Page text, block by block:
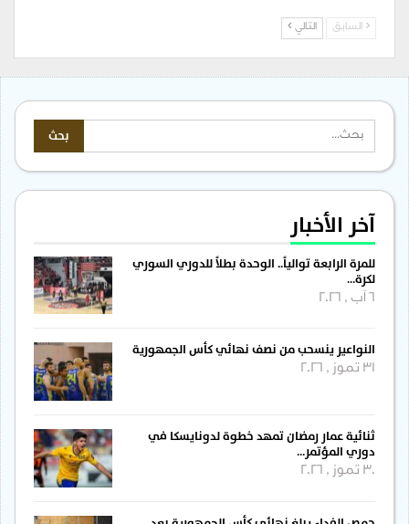
السابق التالي
آخر الأخبار
للمرة الرابعة توالياً.. الوحدة بطلاً للدوري السوري
لكرة…
النواعير ينسحب من نصف نهائي كأس الجمهورية
31 تموز , 2026
ثنائية عمار رمضان تمهد خطوة لدونايسكا في
دوري المؤتمر…
30 تموز , 2026